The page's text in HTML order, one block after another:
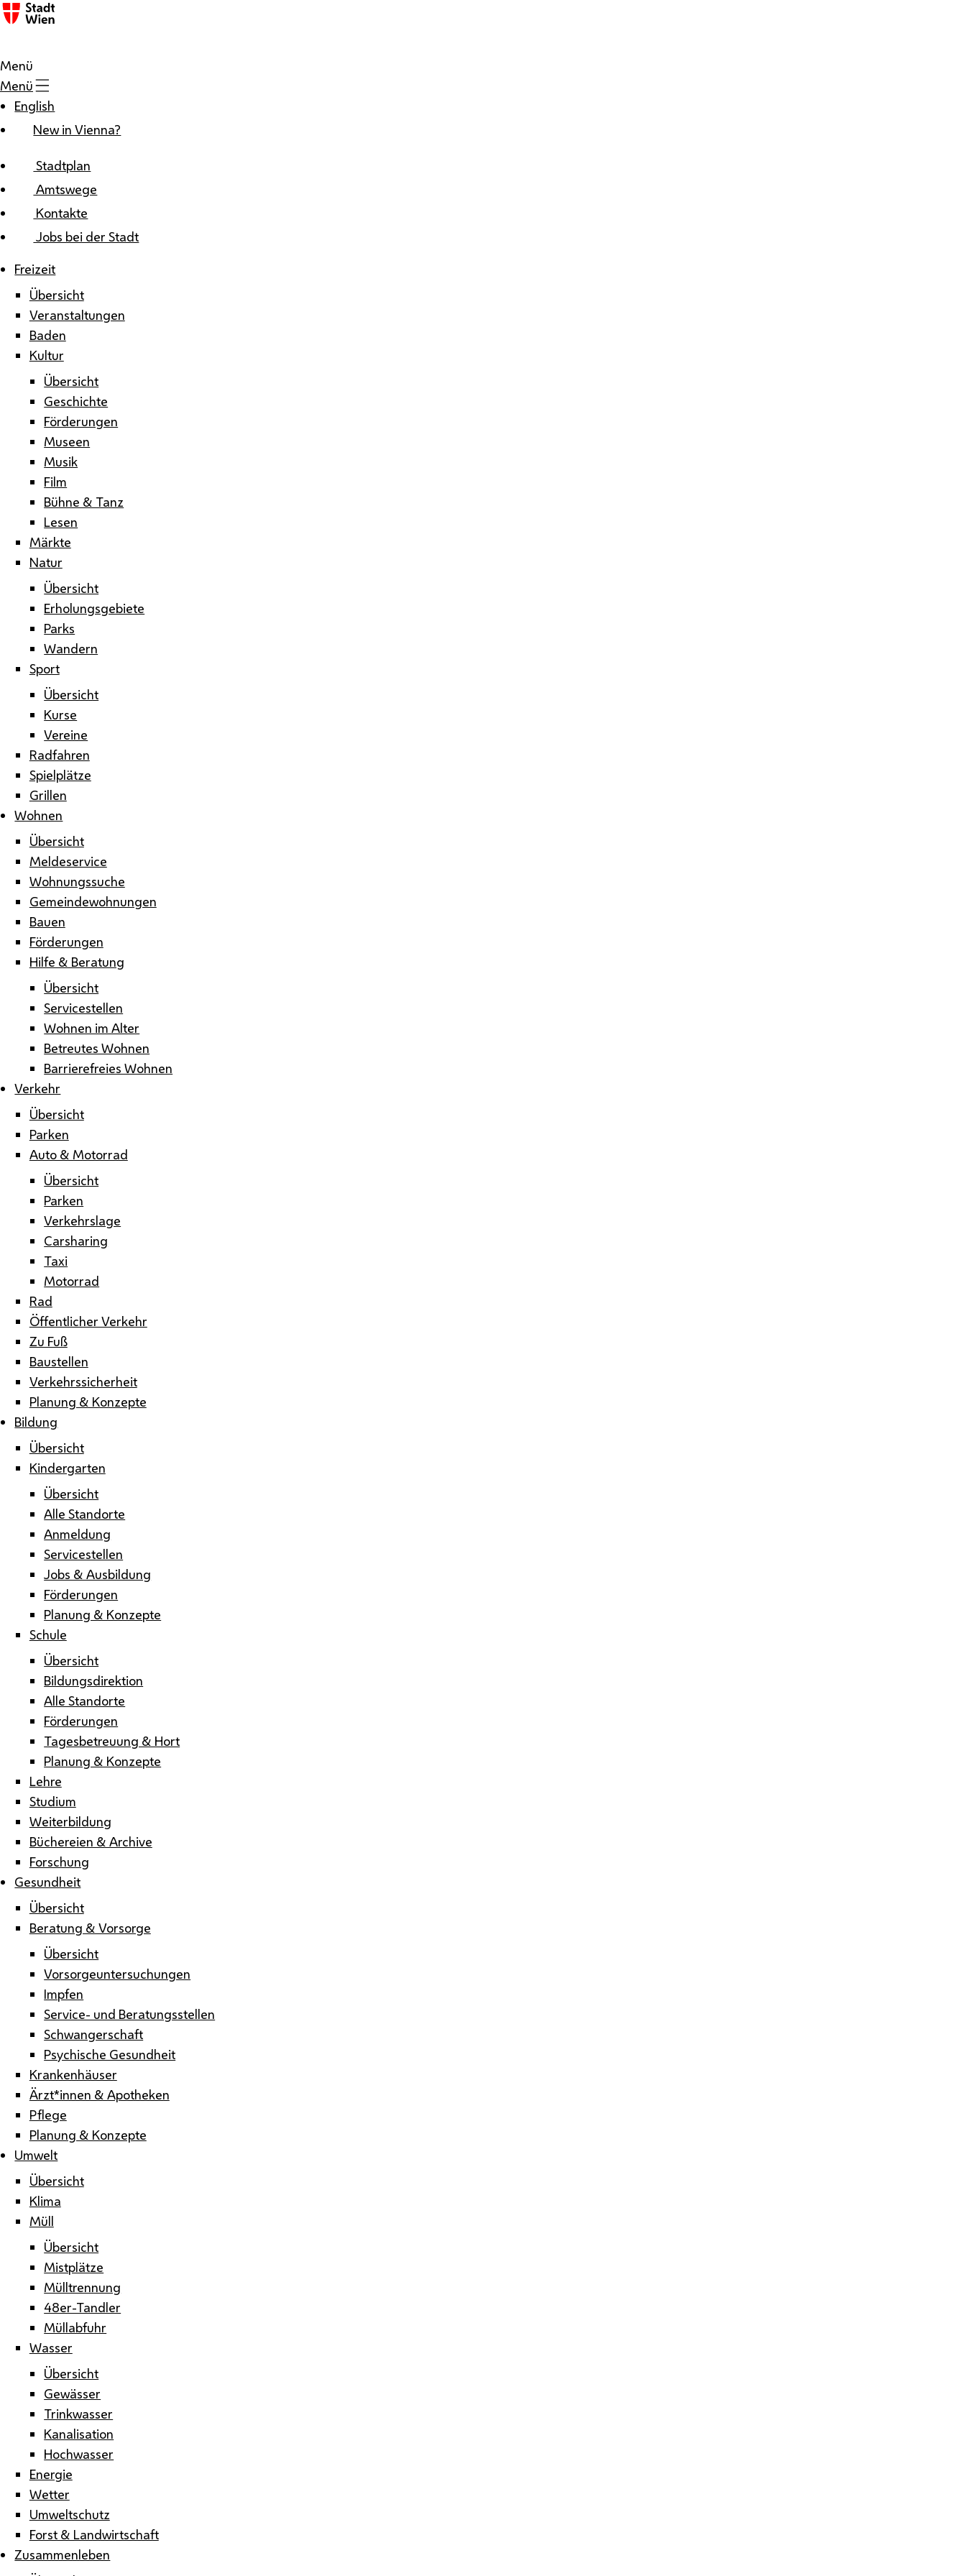
Zum Inhalt
Menü
Menü
English
New in Vienna?
Stadtplan
Amtswege
Kontakte
Jobs bei der Stadt
Freizeit
Übersicht
Veranstaltungen
Baden
Kultur
Übersicht
Geschichte
Förderungen
Museen
Musik
Film
Bühne & Tanz
Lesen
Märkte
Natur
Übersicht
Erholungsgebiete
Parks
Wandern
Sport
Übersicht
Kurse
Vereine
Radfahren
Spielplätze
Grillen
Wohnen
Übersicht
Meldeservice
Wohnungssuche
Gemeindewohnungen
Bauen
Förderungen
Hilfe & Beratung
Übersicht
Servicestellen
Wohnen im Alter
Betreutes Wohnen
Barrierefreies Wohnen
Verkehr
Übersicht
Parken
Auto & Motorrad
Übersicht
Parken
Verkehrslage
Carsharing
Taxi
Motorrad
Rad
Öffentlicher Verkehr
Zu Fuß
Baustellen
Verkehrssicherheit
Planung & Konzepte
Bildung
Übersicht
Kindergarten
Übersicht
Alle Standorte
Anmeldung
Servicestellen
Jobs & Ausbildung
Förderungen
Planung & Konzepte
Schule
Übersicht
Bildungsdirektion
Alle Standorte
Förderungen
Tagesbetreuung & Hort
Planung & Konzepte
Lehre
Studium
Weiterbildung
Büchereien & Archive
Forschung
Gesundheit
Übersicht
Beratung & Vorsorge
Übersicht
Vorsorgeuntersuchungen
Impfen
Service- und Beratungsstellen
Schwangerschaft
Psychische Gesundheit
Krankenhäuser
Ärzt*innen & Apotheken
Pflege
Planung & Konzepte
Umwelt
Übersicht
Klima
Müll
Übersicht
Mistplätze
Mülltrennung
48er-Tandler
Müllabfuhr
Wasser
Übersicht
Gewässer
Trinkwasser
Kanalisation
Hochwasser
Energie
Wetter
Umweltschutz
Forst & Landwirtschaft
Zusammenleben